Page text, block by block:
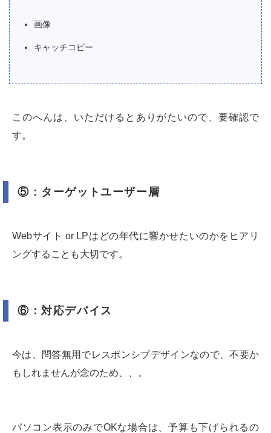
画像
キャッチコピー
このへんは、いただけるとありがたいので、要確認で
す。
⑤：ターゲットユーザー層
Webサイト or LPはどの年代に響かせたいのかをヒアリ
ングすることも大切です。
⑥：対応デバイス
今は、問答無用でレスポンシブデザインなので、不要か
もしれませんが念のため、、。
パソコン表示のみでOKな場合は、予算も下げられるの